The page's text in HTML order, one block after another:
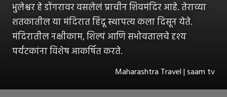
भुलेश्वर हे डोंगरावर वसलेलं प्राचीन शिवमंदिर आहे. तेराव्या
शतकातील या मंदिरात हिंदू स्थापत्य कला दिसून येते.
मंदिरातील नक्षीकाम, शिल्पं आणि सभोवतालचे दृश्य
पर्यटकांना विशेष आकर्षित करते.
Maharashtra Travel | saam tv